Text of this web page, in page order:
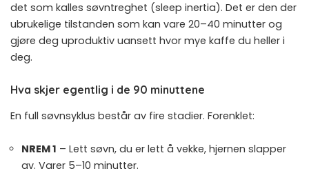
det som kalles søvntreghet (sleep inertia). Det er den der
ubrukelige tilstanden som kan vare 20–40 minutter og
gjøre deg uproduktiv uansett hvor mye kaffe du heller i
deg.
Hva skjer egentlig i de 90 minuttene
En full søvnsyklus består av fire stadier. Forenklet:
NREM 1 – Lett søvn, du er lett å vekke, hjernen slapper
av. Varer 5–10 minutter.